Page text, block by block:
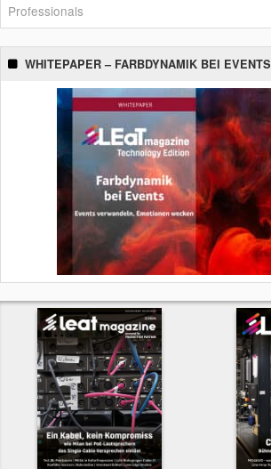
Professionals
WHITEPAPER – FARBDYNAMIK BEI EVENTS